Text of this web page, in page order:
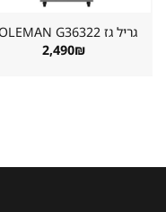
גריל גז ⁦COLEMAN G36322⁩
2,490₪